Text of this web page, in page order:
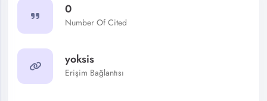
0
Number Of Cited
yoksis
Erişim Bağlantısı